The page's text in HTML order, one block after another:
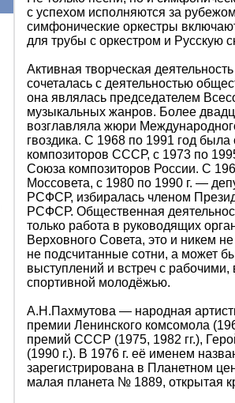
с успехом исполняются за
симфонические оркестры
для трубы с оркестром и Русскую
Активная творческая
сочеталась с деятельностью
она являлась председателем
музыкальных жанров. Более
возглавляла жюри
гвоздика. С 1968 по 1991 год
композиторов СССР, с 1973 по
Союза композиторов России. С
Моссовета, с 1980 по 1990 г. —
РСФСР, избиралась членом
РСФСР. Общественная
только работа в руководящих
Верховного Совета, это и никем
не подсчитанные сотни, а может
выступлений и встреч с рабочими,
спортивной молодёжью.
А.Н.Пахмутова — народная
премии Ленинского комсомола
премий СССР (1975, 1982 гг.),
(1990 г.). В 1976 г. её именем
зарегистрирована в Планетном
малая планета № 1889, открытая